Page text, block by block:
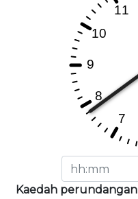
Kaedah perundangan